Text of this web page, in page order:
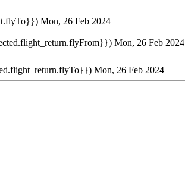
Mon, 26 Feb 2024
Mon, 26 Feb 2024
Mon, 26 Feb 2024